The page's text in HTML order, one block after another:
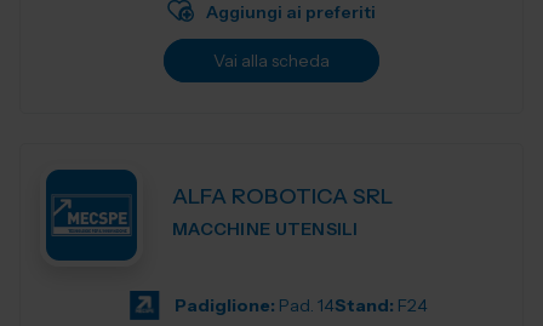
Aggiungi ai preferiti
Vai alla scheda
ALFA ROBOTICA SRL
MACCHINE UTENSILI
Padiglione: Pad. 14Stand: F24